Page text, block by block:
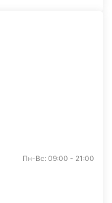
Пн-Вс: 09:00 - 21:00